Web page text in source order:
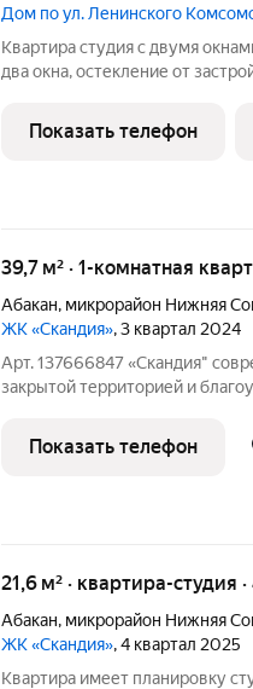
Дом по ул. Ленинского
Квартира студия с двумя
два окна, остекление от
собственник. Центр Абакана.
Лилия
Показать телефон
39,7 м² · 1-комнатная
Абакан, микрорайон Нижняя
ЖК «Скандия», 3 квартал 2024
Арт. 137666847 «Скандия"
закрытой территорией и
лишнего шума. Пред-чистовая
улучшенная отделка:
Показать телефон
21,6 м² · квартира-студия
Абакан, микрорайон Нижняя
ЖК «Скандия», 4 квартал 2025
Квартира имеет планировку